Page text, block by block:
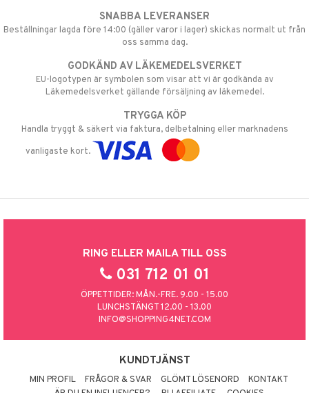
SNABBA LEVERANSER
Beställningar lagda före 14:00 (gäller varor i lager) skickas normalt ut från
oss samma dag.
GODKÄND AV LÄKEMEDELSVERKET
EU-logotypen är symbolen som visar att vi är godkända av
Läkemedelsverket gällande försäljning av läkemedel.
TRYGGA KÖP
Handla tryggt & säkert via faktura, delbetalning eller marknadens
vanligaste kort.
RING ELLER MAILA TILL OSS
031 712 01 01
ÖPPETTIDER: MÅN.-FRE. 9.00 - 15.00
LUNCHSTÄNGT 12.00 - 13.00
INFO@SHOPPING4NET.COM
KUNDTJÄNST
MIN PROFIL FRÅGOR & SVAR GLÖMT LÖSENORD
KONTAKT